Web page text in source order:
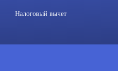
Налоговый вычет
организации